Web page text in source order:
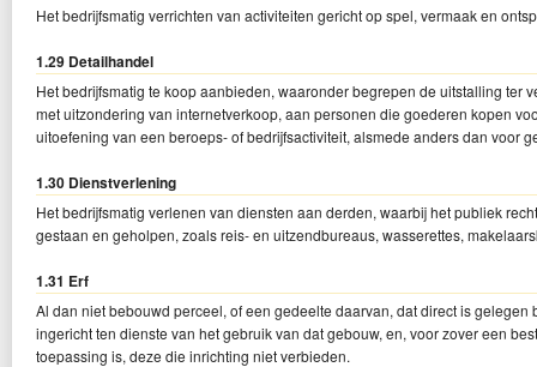
Het bedrijfsmatig verrichten van activiteiten gericht op spel, vermaak en
1.29 Detailhandel
Het bedrijfsmatig te koop aanbieden, waaronder begrepen de uitstalling ter
met uitzondering van internetverkoop, aan personen die goederen kopen
uitoefening van een beroeps- of bedrijfsactiviteit, alsmede anders dan voor
1.30 Dienstverlening
Het bedrijfsmatig verlenen van diensten aan derden, waarbij het publiek
gestaan en geholpen, zoals reis- en uitzendbureaus, wasserettes,
1.31 Erf
Al dan niet bebouwd perceel, of een gedeelte daarvan, dat direct is
ingericht ten dienste van het gebruik van dat gebouw, en, voor zover een
toepassing is, deze die inrichting niet verbieden.